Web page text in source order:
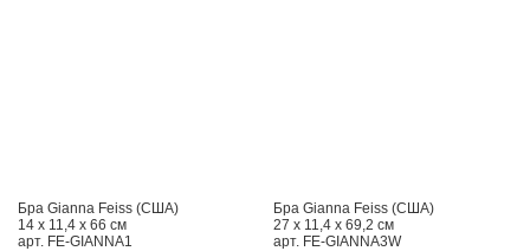
Бра Gianna Feiss (США)
14 x 11,4 x 66 см
арт. FE-GIANNA1
Бра Gianna Feiss (США)
27 x 11,4 x 69,2 см
арт. FE-GIANNA3W